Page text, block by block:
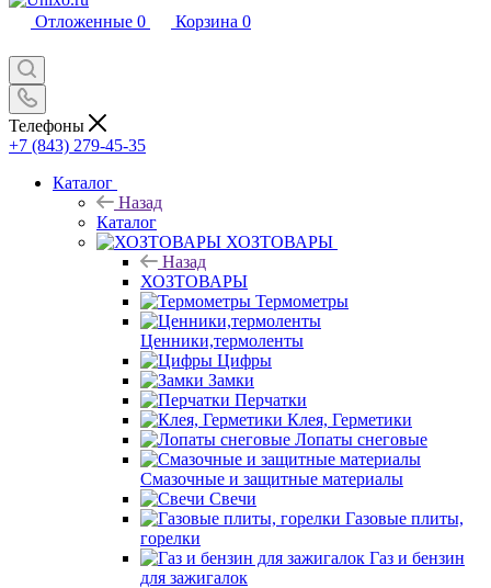
Отложенные 0 Корзина 0
Телефоны
+7 (843) 279-45-35
Каталог
Назад
Каталог
ХОЗТОВАРЫ
Назад
ХОЗТОВАРЫ
Термометры
Ценники,термоленты
Цифры
Замки
Перчатки
Клея, Герметики
Лопаты снеговые
Смазочные и защитные материалы
Свечи
Газовые плиты,
горелки
Газ и бензин
для зажигалок